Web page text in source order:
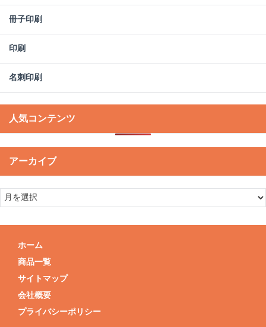
冊子印刷
印刷
名刺印刷
人気コンテンツ
アーカイブ
ホーム
商品一覧
サイトマップ
会社概要
プライバシーポリシー